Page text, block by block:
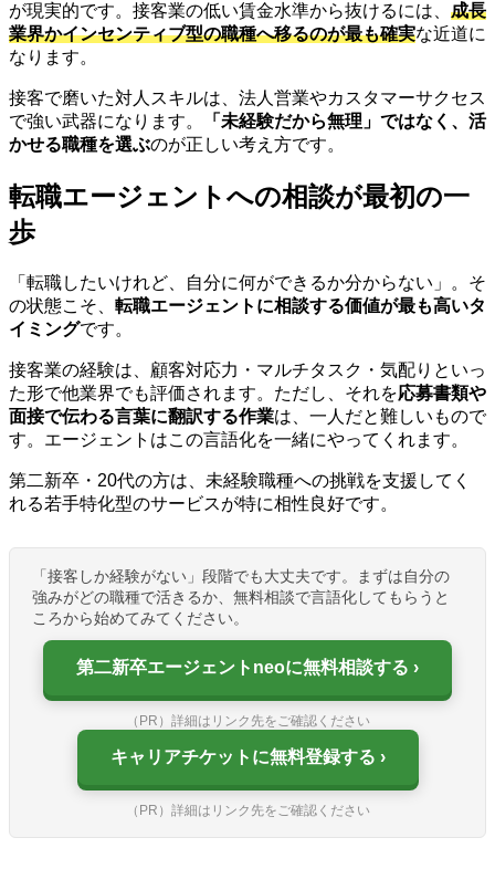
が現実的です。接客業の低い賃金水準から抜けるには、 成長
業界かインセンティブ型の職種へ移るのが最も確実な近道に
なります。
接客で磨いた対人スキルは、法人営業やカスタマーサクセス
で強い武器になります。
「未経験だから無理」ではなく、活
かせる職種を選ぶのが正しい考え方です。
転職エージェントへの相談が最初の一
歩
「転職したいけれど、自分に何ができるか分からない」。そ
の状態こそ、 転職エージェントに相談する価値が最も高いタ
イミングです。
接客業の経験は、顧客対応力・マルチタスク・気配りといっ
た形で他業界でも評価されます。ただし、それを応募書類や
面接で伝わる言葉に翻訳する作業は、一人だと難しいもので
す。エージェントはこの言語化を一緒にやってくれます。
第二新卒・20代の方は、未経験職種への挑戦を支援してく
れる若手特化型のサービスが特に相性良好です。
「接客しか経験がない」段階でも大丈夫です。まずは自分の
強みがどの職種で活きるか、無料相談で言語化してもらうと
ころから始めてみてください。
第二新卒エージェントneoに無料相談する
（PR）詳細はリンク先をご確認ください
キャリアチケットに無料登録する
（PR）詳細はリンク先をご確認ください